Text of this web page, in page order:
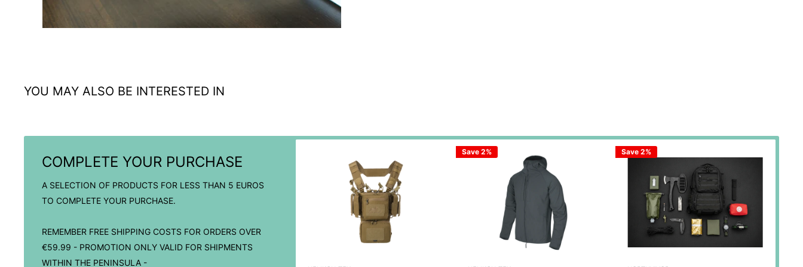
YOU MAY ALSO BE INTERESTED IN
COMPLETE YOUR PURCHASE
A SELECTION OF PRODUCTS FOR LESS THAN 5 EUROS
TO COMPLETE YOUR PURCHASE.
REMEMBER FREE SHIPPING COSTS FOR ORDERS OVER
€59.99 - PROMOTION ONLY VALID FOR SHIPMENTS
WITHIN THE PENINSULA -
Save 2% Save 2%